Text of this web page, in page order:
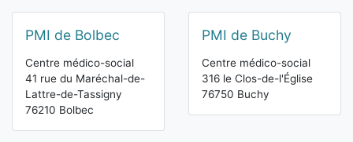
PMI de Bolbec
Centre médico-social
41 rue du Maréchal-de-
Lattre-de-Tassigny
76210 Bolbec
PMI de Buchy
Centre médico-social
316 le Clos-de-l'Église
76750 Buchy